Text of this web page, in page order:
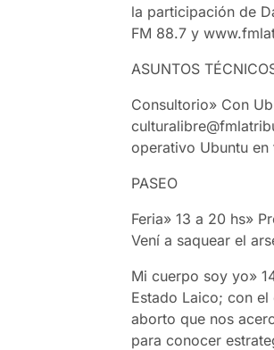
la participación de
FM 88.7 y
ASUNTOS
Consultorio» Con
operativo Ubuntu
PASEO
Feria» 13 a 20 hs»
Vení a saquear el
Mi cuerpo soy yo»
Estado Laico; con
aborto que nos
para conocer